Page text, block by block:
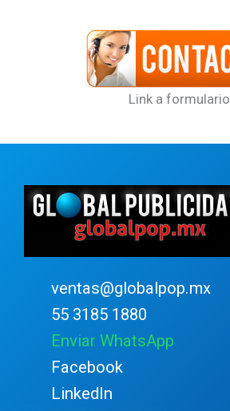
Link a formulario
ventas@globalpop.mx
55 3185 1880
Enviar WhatsApp
Facebook
LinkedIn